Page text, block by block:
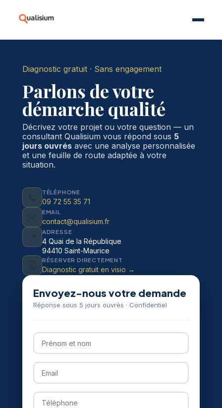
Diagnostic gratuit · Sans engagement
Parlons de votre
démarche qualité
Décrivez votre projet ou votre question — un
consultant Qualisium vous répond sous 5
jours ouvrésavec une analyse personnalisée
et une feuille de route adaptée à votre
situation.
📞 TÉLÉPHONE
09 72 55 35 71
✉️ EMAIL
contact@qualisium.fr
📍 ADRESSE
4 Quai de la République
94410 Saint-Maurice
🗓️ RÉSERVER DIRECTEMENT
Diagnostic gratuit en visio →
Envoyez-nous votre demande
Réponse sous 5 jours ouvrés · Confidentiel